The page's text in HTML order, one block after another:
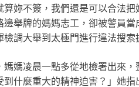
算妳不簽，我們還是可以合法
邊舉牌的媽媽志工，卻被警員
檢調大舉到太極門進行違法搜索
媽媽凌晨一點多從地檢署出來
到什麼重大的精神迫害？」她